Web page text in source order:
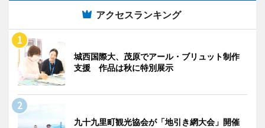
アクセスランキング
城西国際大、茂原でアール・ブリュット制作
支援 作品は秋に特別展示
九十九里町観光協会が「地引き網大会」開催